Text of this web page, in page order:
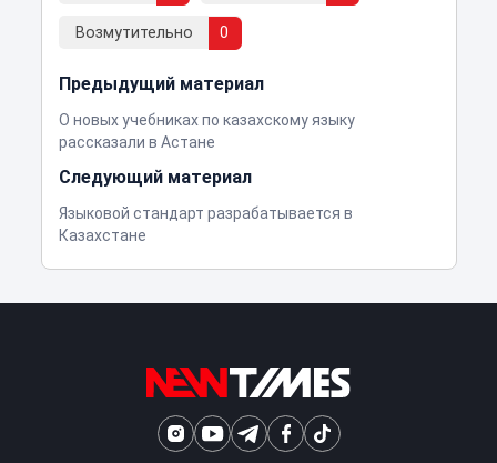
Возмутительно 0
Предыдущий материал
О новых учебниках по казахскому языку
рассказали в Астане
Следующий материал
Языковой стандарт разрабатывается в
Казахстане